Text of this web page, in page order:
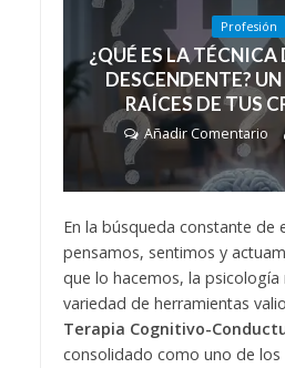
Profesión
¿QUÉ ES LA TÉCNICA
DESCENDENTE?
RAÍCES DE TUS
Añadir Comentario
En la búsqueda constante de
pensamos, sentimos y
que lo hacemos, la psicología
variedad de herramientas
Terapia Cognitivo-
consolidado como uno de los